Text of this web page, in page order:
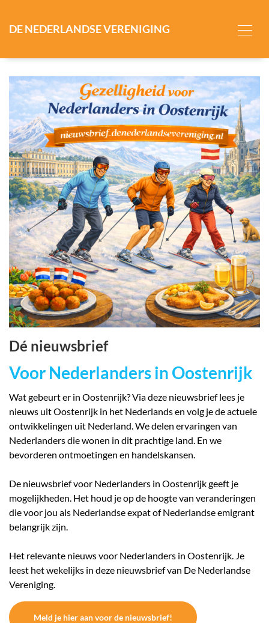
DE NEDERLANDSE VERENIGING
Dé nieuwsbrief
Voor Nederlanders in Oostenrijk
Wat gebeurt er in Oostenrijk? Via deze nieuwsbrief lees je
nieuws uit Oostenrijk in het Nederlands en volg je de actuele
ontwikkelingen uit Nederland. We delen ervaringen van
Nederlanders die wonen in dit prachtige land. En we
bevorderen ontmoetingen en handelskansen.
De nieuwsbrief voor Nederlanders in Oostenrijk geeft je
mogelijkheden. Het houd je op de hoogte van veranderingen
die voor jou als Nederlandse expat of Nederlandse emigrant
belangrijk zijn.
Het relevante nieuws voor Nederlanders in Oostenrijk. Je
leest het wekelijks in deze nieuwsbrief van De Nederlandse
Vereniging.
Meld je hier aan voor de nieuwsbrief!